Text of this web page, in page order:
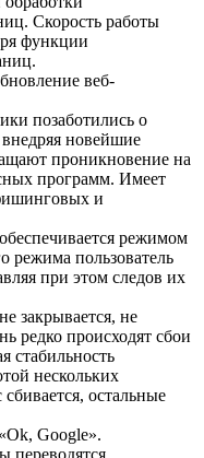
Скорость работы
функции
веб-
позаботились о
новейшие
проникновение на
программ. Имеет
и
режимом
режима пользователь
при этом следов их
закрывается, не
редко происходят сбои
стабильность
нескольких
остальные
Google».
переводятся